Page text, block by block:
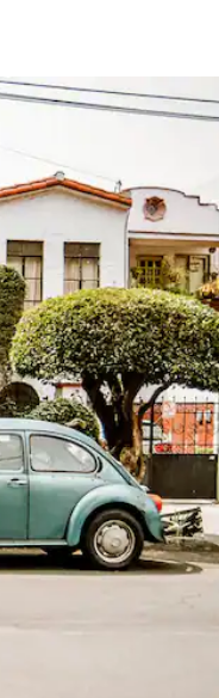
ou en appuyant et en